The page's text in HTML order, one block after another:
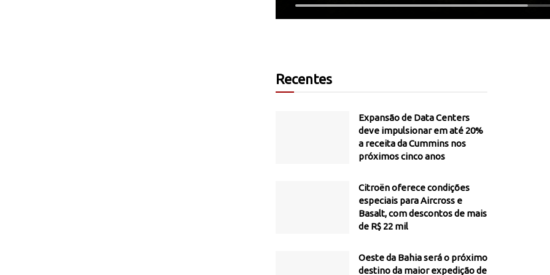
Recentes
Expansão de Data Centers
deve impulsionar em até 20%
a receita da Cummins nos
próximos cinco anos
Citroën oferece condições
especiais para Aircross e
Basalt, com descontos de mais
de R$ 22 mil
Oeste da Bahia será o próximo
destino da maior expedição de